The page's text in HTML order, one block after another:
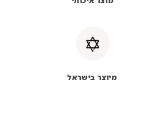
מיוצר בישראל